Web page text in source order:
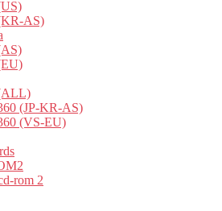
AS)
(JP-KR-AS)
(VS-EU)
rom 2